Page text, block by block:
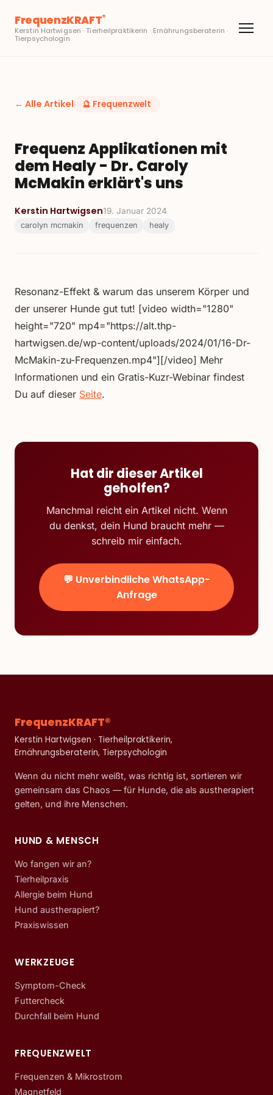
FrequenzKRAFT®
Kerstin Hartwigsen · Tierheilpraktikerin · Ernährungsberaterin ·
Tierpsychologin
← Alle Artikel 🔮 Frequenzwelt
Frequenz Applikationen mit
dem Healy - Dr. Caroly
McMakin erklärt's uns
Kerstin Hartwigsen19. Januar 2024
carolyn mcmakin frequenzen healy
Resonanz-Effekt & warum das unserem Körper und
der unserer Hunde gut tut! [video width="1280"
height="720" mp4="https://alt.thp-
hartwigsen.de/wp-content/uploads/2024/01/16-Dr-
McMakin-zu-Frequenzen.mp4"][/video] Mehr
Informationen und ein Gratis-Kuzr-Webinar findest
Du auf dieser Seite.
Hat dir dieser Artikel
geholfen?
Manchmal reicht ein Artikel nicht. Wenn
du denkst, dein Hund braucht mehr —
schreib mir einfach.
💬 Unverbindliche WhatsApp-
Anfrage
FrequenzKRAFT®
Kerstin Hartwigsen · Tierheilpraktikerin,
Ernährungsberaterin, Tierpsychologin
Wenn du nicht mehr weißt, was richtig ist, sortieren wir
gemeinsam das Chaos — für Hunde, die als austherapiert
gelten, und ihre Menschen.
HUND & MENSCH
Wo fangen wir an?
Tierheilpraxis
Allergie beim Hund
Hund austherapiert?
Praxiswissen
WERKZEUGE
Symptom-Check
Futtercheck
Durchfall beim Hund
FREQUENZWELT
Frequenzen & Mikrostrom
Magnetfeld